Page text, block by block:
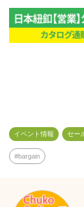
イベント情報 セー
bargain